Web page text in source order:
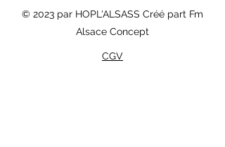
© 2023 par HOPL'ALSASS Créé part Fm
Alsace Concept
CGV